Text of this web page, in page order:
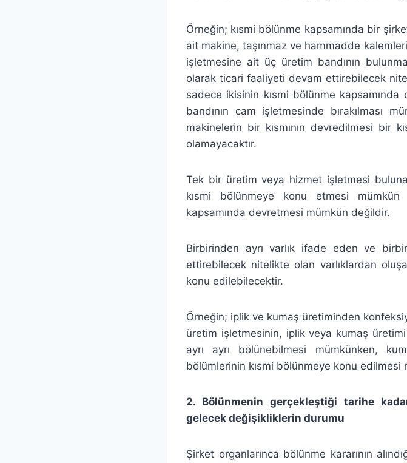
Örneğin; kısmi bölünme kapsamında bir
ait makine, taşınmaz ve hammadde
işletmesine ait üç üretim bandının
olarak ticari faaliyeti devam ettirebilecek
sadece ikisinin kısmi bölünme
bandının cam işletmesinde bırakılması
makinelerin bir kısmının devredilmesi bir
olamayacaktır.
Tek bir üretim veya hizmet işletmesi
kısmi bölünmeye konu etmesi
kapsamında devretmesi mümkün değildir.
Birbirinden ayrı varlık ifade eden ve
ettirebilecek nitelikte olan varlıklardan
konu edilebilecektir.
Örneğin; iplik ve kumaş üretiminden
üretim işletmesinin, iplik veya kumaş
ayrı ayrı bölünebilmesi mümkünken,
bölümlerinin kısmi bölünmeye konu edilmesi
2. Bölünmenin gerçekleştiği tarihe
gelecek değişikliklerin durumu
Şirket organlarınca bölünme kararının